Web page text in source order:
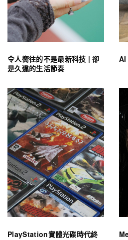
令人嚮往的不是最新科技 | 卻
是久違的生活節奏
AI
PlayStation實體光碟時代終